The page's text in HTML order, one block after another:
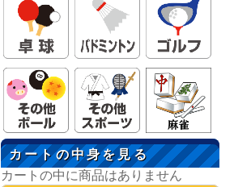
カートの中身を見る
カートの中に商品はありません